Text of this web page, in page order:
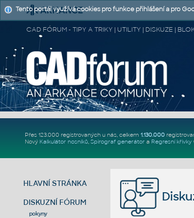
CAD FÓRUM - TIPY A TRIKY | UTILITY | DISKUZE |
Přes 123.000 registrovaných u nás, celkem 1.130.000
Nový Kalkulátor nosníků, Spirograf generátor a Regresní křivky
HLAVNÍ STRÁNKA
DISKUZNÍ FÓRUM
pokyny
Tento portál využívá cookies pro funkce přihlášení a pro